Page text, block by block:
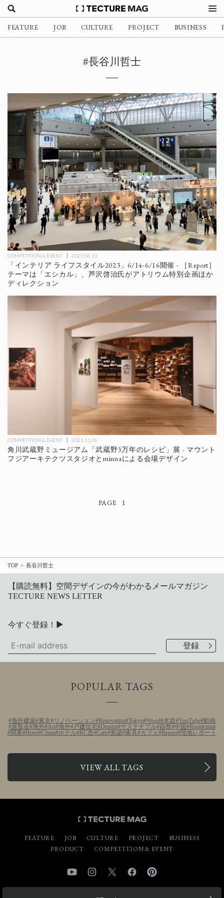
FEATURE JOB CULTURE PROJECT BUSINESS
#長谷川哲士
COMPETITION & EVENT 2023.06.13
「インテリア ライフスタイル2023」6/14-6/16開催 - ［Report］
テーマは「エシカル」、芦沢啓治氏がアトリウム特別企画ほか
ディレクション
COMPETITION & EVENT 2021.11.06
角川武蔵野ミュージアム「武蔵野3万年のレシピ」展 - マウント
フジアーキテクツスタジオとminnaによる会場デザイン
1
TOP 長谷川哲士
【購読無料】空間デザインの今がわかるメールマガジン
TECTURE NEWS LETTER
今すぐ登録！▶
POPULAR TAGS
海外建築 東京 リノベーション Renovation Tokyo Wood 木造 YouTube 動画
展覧会 海外 Art 海外 戸建住宅 Design サステナブル 自然 中国
Residential
開業
Hotel China ホテル RC造 Cafe 新築 家具 カフェ Report 現地レポート
VIEW ALL TAGS
FEATURE JOB CULTURE PROJECT
BUSINESS
PRODUCT
COMPETITION & EVENT
YouTube InstagramTwitter Facebook